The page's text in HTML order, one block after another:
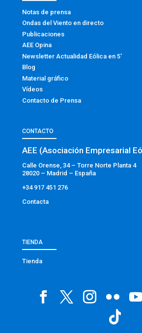
Notas de prensa
Ondas del Viento en directo
Publicaciones
AEE Opina
Newsletter Actualidad Eólica en 5′
Blog
Material gráfico
Vídeos
Contacto de Prensa
CONTACTO
AEE (Asociación Empresarial
Calle Orense, 34 – Torre Norte Planta 4
28020 – Madrid – España
+34 917 451 276
Contacta
TIENDA
Tienda